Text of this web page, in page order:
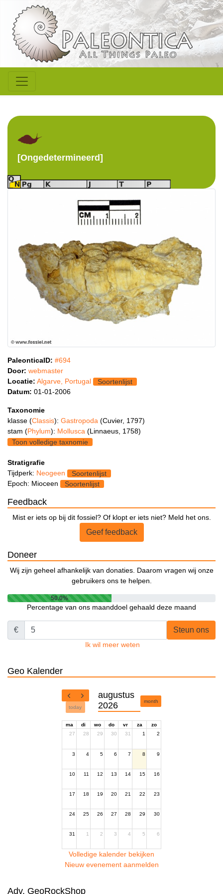
[Ongedetermineerd]
PaleonticaID: #694
Door: webmaster
Locatie: Algarve, Portugal
Soortenlijst
Datum: 01-01-2006
Taxonomie
klasse (Classis): Gastropoda (Cuvier, 1797)
stam (Phylum): Mollusca (Linnaeus, 1758)
Toon volledige taxnomie
Stratigrafie
Tijdperk: Neogeen
Soortenlijst
Epoch: Mioceen
Soortenlijst
Feedback
Mist er iets op bij dit fossiel? Of klopt er iets niet? Meld het ons.
Geef feedback
Doneer
Wij zijn geheel afhankelijk van donaties. Daarom vragen wij onze
gebruikers ons te helpen.
50.0%
Percentage van ons maanddoel gehaald deze maand
€ Steun ons
Ik wil meer weten
Geo Kalender
today
augustus
2026
month
ma di wo do vr za
zo
27
28 29 30 31 1 2
3 4 5 6 7 8 9
10 11 12 13 14 15 16
17 18 19 20 21 22 23
24 25 26 27 28 29 30
31 1 2 3 4 5 6
Volledige kalender bekijken
Nieuw evenement aanmelden
Adv. GeoRockShop